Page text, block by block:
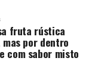
fruta rústica
por dentro
com sabor misto